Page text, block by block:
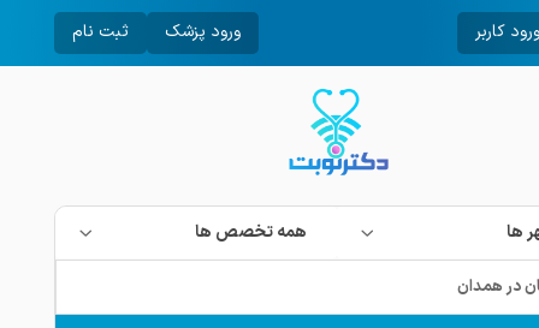
ورود کاربر ورود پزشک ثبت نام
ها همه تخصص ها